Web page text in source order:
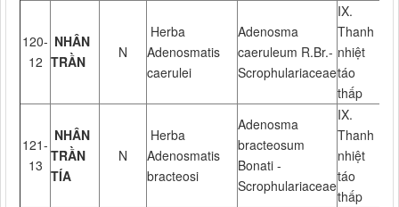
120-
12
NHÂN
TRẦN
N
Herba
Adenosmatis
caerulei
Adenosma
caeruleum R.Br.-
Scrophulariaceae
IX.
Thanh
nhiệt
táo
thấp
121-
13
NHÂN
TRẦN
TÍA
N
Herba
Adenosmatis
bracteosi
Adenosma
bracteosum
Bonati -
Scrophulariaceae
IX.
Thanh
nhiệt
táo
thấp